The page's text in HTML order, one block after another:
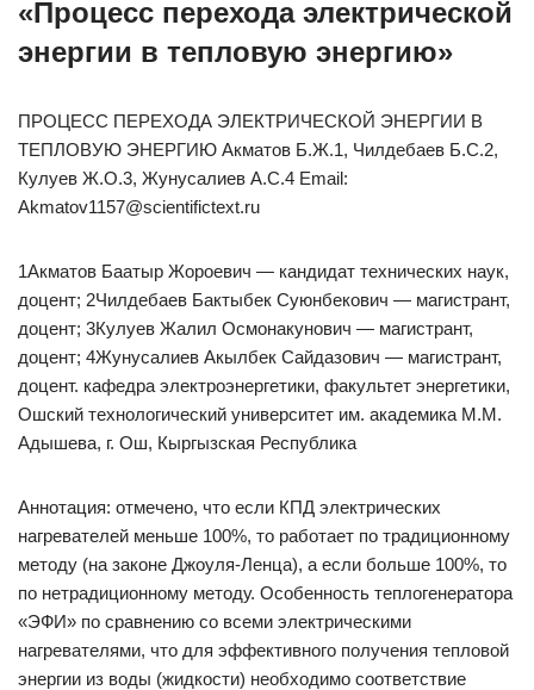
«Процесс перехода электрической
энергии в тепловую энергию»
ПРОЦЕСС ПЕРЕХОДА ЭЛЕКТРИЧЕСКОЙ ЭНЕРГИИ В
ТЕПЛОВУЮ ЭНЕРГИЮ Акматов Б.Ж.1, Чилдебаев Б.С.2,
Кулуев Ж.О.3, Жунусалиев А.С.4 Email:
Akmatov1157@scientifictext.ru
1Акматов Баатыр Жороевич — кандидат технических наук,
доцент; 2Чилдебаев Бактыбек Суюнбекович — магистрант,
доцент; 3Кулуев Жалил Осмонакунович — магистрант,
доцент; 4Жунусалиев Акылбек Сайдазович — магистрант,
доцент. кафедра электроэнергетики, факультет энергетики,
Ошский технологический университет им. академика М.М.
Адышева, г. Ош, Кыргызская Республика
Аннотация: отмечено, что если КПД электрических
нагревателей меньше 100%, то работает по традиционному
методу (на законе Джоуля-Ленца), а если больше 100%, то
по нетрадиционному методу. Особенность теплогенератора
«ЭФИ» по сравнению со всеми электрическими
нагревателями, что для эффективного получения тепловой
энергии из воды (жидкости) необходимо соответствие